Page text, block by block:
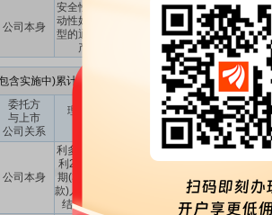
公司本身
安全性高、流
动性好、保本
型的通知存款
产品
- -
含实施中)累计12次, 累计理财金额5.37亿元， 到期实
委托方
与上市
公司关系
理财产品
认购金额
预计年化
收益率
(%)
理财产
类型
公司本身
利多多公司稳
利21JG8001
期(3个月早鸟
款)人民币对公
结构性存款
1.40或
3.20或
3.40
益型